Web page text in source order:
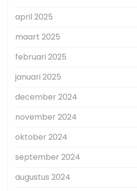
april 2025
maart 2025
februari 2025
januari 2025
december 2024
november 2024
oktober 2024
september 2024
augustus 2024